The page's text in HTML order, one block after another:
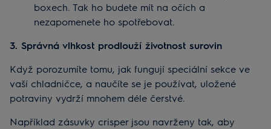
boxech. Tak ho budete mít na očích a
nezapomenete ho spotřebovat.
3. Správná vlhkost prodlouží životnost surovin
Když porozumíte tomu, jak fungují speciální sekce ve
vaší chladničce, a naučíte se je používat, uložené
potraviny vydrží mnohem déle čerstvé.
Například zásuvky crisper jsou navrženy tak, aby